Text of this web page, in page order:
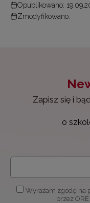
Opublikowano:
Zmodyfikowano:
Zapisz się i
o
Wyrażam zgodę na
przez